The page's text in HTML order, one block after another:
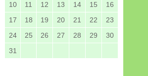
10
11 12 13 14 15
16
17
18 19 20 21 22
23
24
25 26 27 28 29
30
31